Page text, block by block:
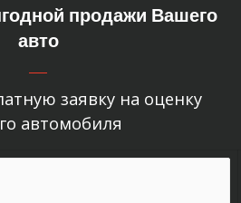
продажи Вашего
авто
заявку на оценку
автомобиля